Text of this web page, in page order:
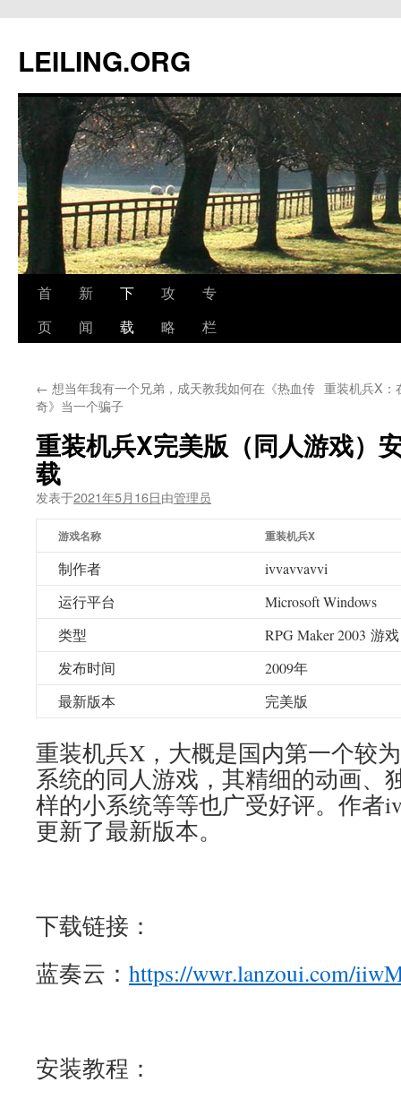
文
LEILING.ORG
首
页
新
闻
下
载
攻
略
专
栏
← 想当年我有一个兄弟，成天教我如何在《热血传
奇》当一个骗子
重装机兵X：
重装机兵X完美版（同人游戏）
载
发表于2021年5月16日由管理员
游戏名称 重装机兵X
制作者
ivvavvavvi
运行平台
Microsoft Windows
类型
RPG Maker 2003 游戏
发布时间
2009年
最新版本
完美版
重装机兵X，大概是国内第一个较
系统的同人游戏，其精细的动画、
样的小系统等等也广受好评。作者
更新了最新版本。
下载链接：
蓝奏云： https://wwr.lanzoui.com/
安装教程：